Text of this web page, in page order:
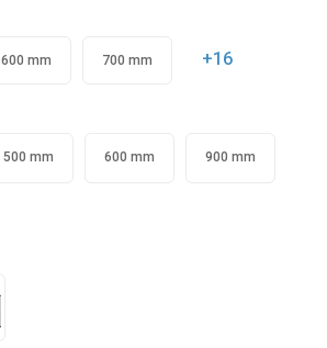
600 mm 700 mm +16
500 mm 600 mm 900 mm